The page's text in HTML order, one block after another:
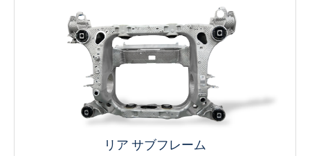
リア サブフレーム